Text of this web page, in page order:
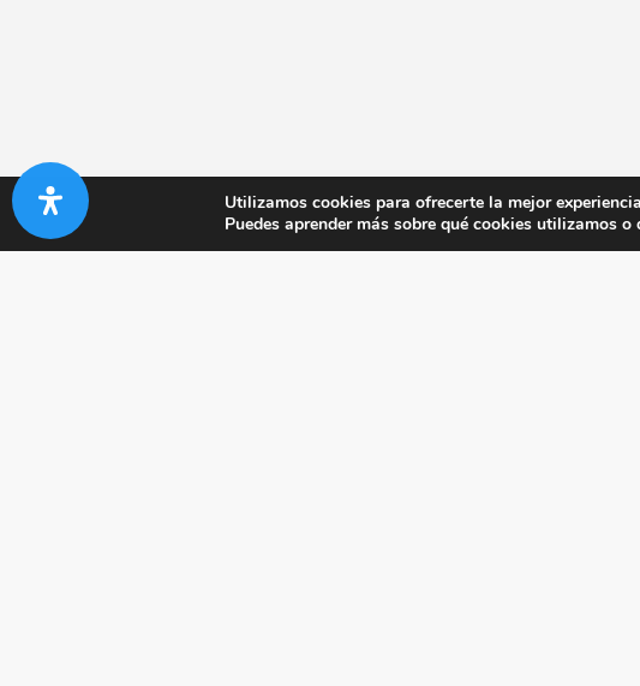
Utilizamos cookies para ofrecerte la mejor
Puedes aprender más sobre qué cookies utilizamos